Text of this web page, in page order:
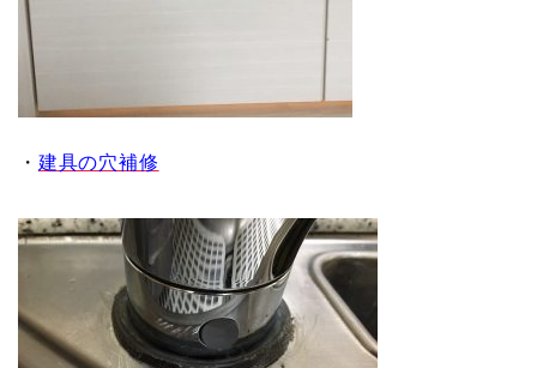
・ 建具の穴補修